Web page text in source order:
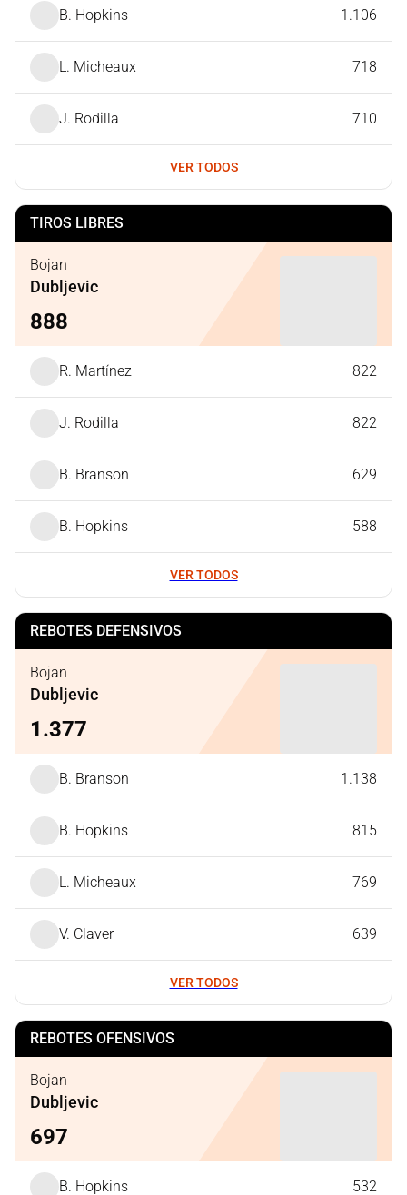
B. Hopkins 1.106
L. Micheaux 718
J. Rodilla 710
VER TODOS
TIROS LIBRES
Bojan
Dubljevic
888
R. Martínez 822
J. Rodilla 822
B. Branson 629
B. Hopkins 588
VER TODOS
REBOTES DEFENSIVOS
Bojan
Dubljevic
1.377
B. Branson 1.138
B. Hopkins 815
L. Micheaux 769
V. Claver 639
VER TODOS
REBOTES OFENSIVOS
Bojan
Dubljevic
697
B. Hopkins 532